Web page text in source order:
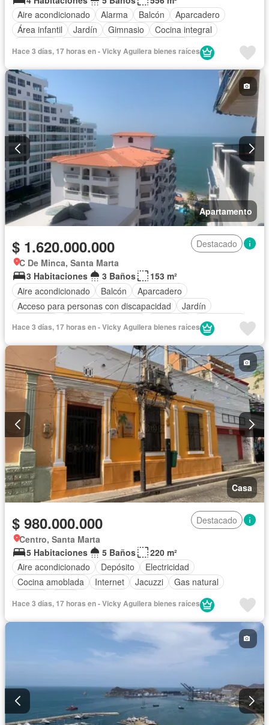
Aire acondicionado
Alarma Balcón
Aparcadero
Área infantil
Jardín Gimnasio
Cocina integral
Piscina
Hace 3 días, 17 horas en - Vicky Aguilera bienes raíces
Apartamento
$ 1.620.000.000
Destacado
C De Minca, Santa Marta
3 Habitaciones
3 Baños
153 m²
Aire acondicionado
Balcón
Aparcadero
Acceso para personas con discapacidad
Jardín
Gas natural
Piscina
Hace 3 días, 17 horas en - Vicky Aguilera bienes raíces
Casa
$ 980.000.000
Destacado
Centro, Santa Marta
5 Habitaciones
5 Baños
220 m²
Aire acondicionado
Depósito
Electricidad
Cocina amoblada
Internet Jacuzzi
Gas natural
Hace 3 días, 17 horas en - Vicky Aguilera bienes raíces